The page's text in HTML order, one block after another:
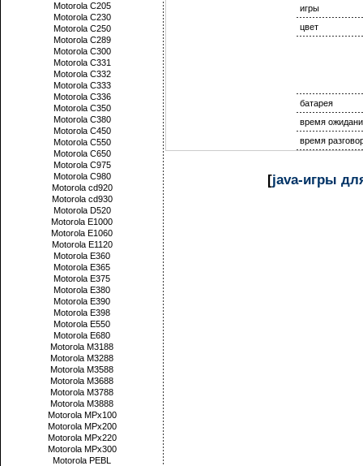
Motorola C205
Motorola C230
Motorola C250
Motorola C289
Motorola C300
Motorola C331
Motorola C332
Motorola C333
Motorola C336
Motorola C350
Motorola C380
Motorola C450
Motorola C550
Motorola C650
Motorola C975
Motorola C980
Motorola cd920
Motorola cd930
Motorola D520
Motorola E1000
Motorola E1060
Motorola E1120
Motorola E360
Motorola E365
Motorola E375
Motorola E380
Motorola E390
Motorola E398
Motorola E550
Motorola E680
Motorola M3188
Motorola M3288
Motorola M3588
Motorola M3688
Motorola M3788
Motorola M3888
Motorola MPx100
Motorola MPx200
Motorola MPx220
Motorola MPx300
Motorola PEBL
игры
цвет
батарея
время
время
[java-игры